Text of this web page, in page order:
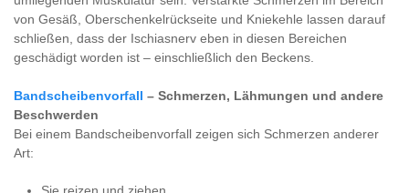
von Gesäß, Oberschenkelrückseite und Kniekehle lassen darauf
schließen, dass der Ischiasnerv eben in diesen Bereichen
geschädigt worden ist – einschließlich den Beckens.
Bandscheibenvorfall – Schmerzen, Lähmungen und andere
Beschwerden
Bei einem Bandscheibenvorfall zeigen sich Schmerzen anderer
Art: